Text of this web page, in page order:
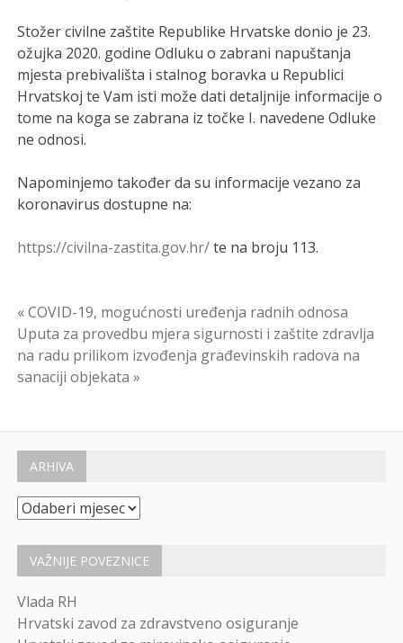
Stožer civilne zaštite Republike Hrvatske donio je 23.
ožujka 2020. godine Odluku o zabrani napuštanja
mjesta prebivališta i stalnog boravka u Republici
Hrvatskoj te Vam isti može dati detaljnije informacije o
tome na koga se zabrana iz točke I. navedene Odluke
ne odnosi.
Napominjemo također da su informacije vezano za
koronavirus dostupne na:
https://civilna-zastita.gov.hr/te na broju 113.
Navigacija
objava
« COVID-19, mogućnosti uređenja radnih odnosa
Uputa za provedbu mjera sigurnosti i zaštite zdravlja
na radu prilikom izvođenja građevinskih radova na
sanaciji objekata »
ARHIVA
Arhiva
VAŽNIJE POVEZNICE
Vlada RH
Hrvatski zavod za zdravstveno osiguranje